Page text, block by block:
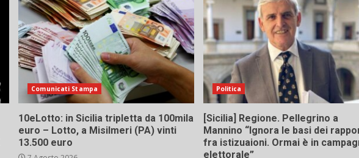
Comunicati Stampa
10eLotto: in Sicilia tripletta da 100mila
euro – Lotto, a Misilmeri (PA) vinti
13.500 euro
Politica
[Sicilia] Regione. Pellegrino a
Mannino “Ignora le basi dei
fra istizuaioni. Ormai è in
elettorale”